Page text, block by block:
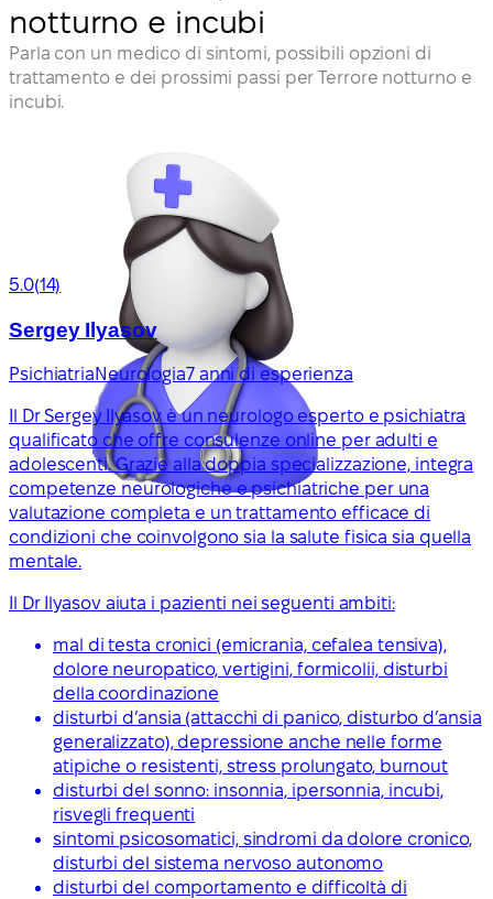
notturno e incubi
Parla con un medico di sintomi, possibili opzioni di
trattamento e dei prossimi passi per Terrore notturno e
incubi.
5.0(14)
Sergey Ilyasov
PsichiatriaNeurologia7 anni di esperienza
Il Dr Sergey Ilyasov è un neurologo esperto e psichiatra
qualificato che offre consulenze online per adulti e
adolescenti. Grazie alla doppia specializzazione, integra
competenze neurologiche e psichiatriche per una
valutazione completa e un trattamento efficace di
condizioni che coinvolgono sia la salute fisica sia quella
mentale.
Il Dr Ilyasov aiuta i pazienti nei seguenti ambiti:
mal di testa cronici (emicrania, cefalea tensiva),
dolore neuropatico, vertigini, formicolii, disturbi
della coordinazione
disturbi d’ansia (attacchi di panico, disturbo d’ansia
generalizzato), depressione anche nelle forme
atipiche o resistenti, stress prolungato, burnout
disturbi del sonno: insonnia, ipersonnia, incubi,
risvegli frequenti
sintomi psicosomatici, sindromi da dolore cronico,
disturbi del sistema nervoso autonomo
disturbi del comportamento e difficoltà di